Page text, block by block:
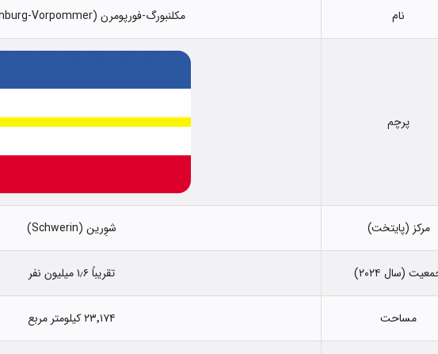
نام مکلنبورگ-فورپومرن (Mecklenburg-Vorpommer)
پرچم
مرکز (پایتخت) شوِرین (Schwerin)
(سال ۲۰۲۴) تقریباً ۱٫۶ میلیون نفر
مساحت ۲۳٬۱۷۴ کیلومتر مربع